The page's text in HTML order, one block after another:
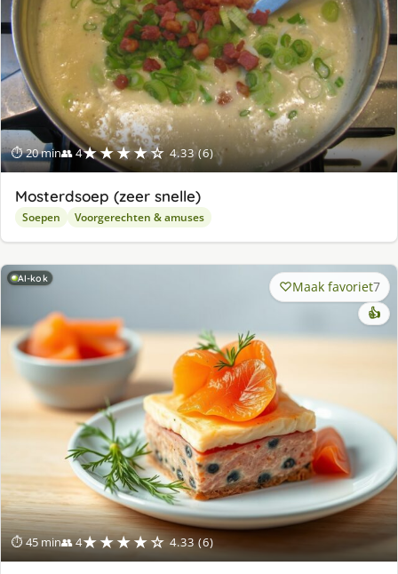
⏱ 20 min👥 4★★★★☆ 4.33 (6)
Mosterdsoep (zeer snelle)
Soepen Voorgerechten & amuses
AI-kok
⏱ 45 min👥 4★★★★☆ 4.33 (6)
Maak favoriet7
👍